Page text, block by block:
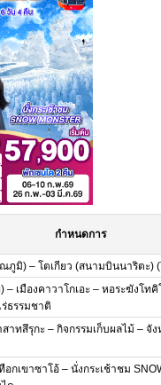
กำหนดการ
ภูมิ) – โตเกียว (สนามบินนาริตะ)
เมืองคาวาโกเอะ – หอระฆังโทคิ
ธรรมชาติ
าทสึรุกะ – กิจกรรมเก็บผลไม้ – จั
กเขาซาโอ้ – นั่งกระเช้าชม